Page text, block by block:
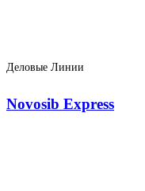
Деловые Линии
Novosib Express